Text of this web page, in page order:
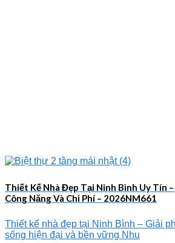
Thiết Kế Nhà Đẹp Tại Ninh Bình Uy Tín
Công Năng Và Chi Phí – 2026NM661
Thiết kế nhà đẹp tại Ninh Bình – Giải
sống hiện đại và bền vững Nhu